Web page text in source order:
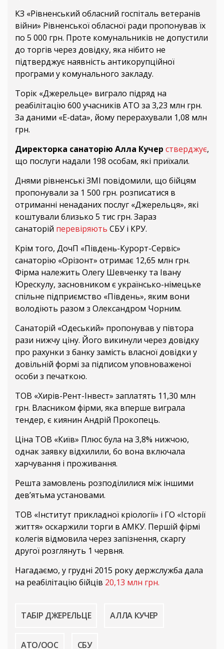
КЗ «Рівненський обласний госпіталь ветеранів
війни» Рівненської обласної ради пропонував їх
по 5 000 грн. Проте комунальників не допустили
до торгів через довідку, яка нібито не
підтверджує наявність антикорупційної
програми у комунального закладу.
Торік «Джерельце» виграло підряд на
реабілітацію 600 учасників АТО за 3,23 млн грн.
За даними «E-data», йому перерахували 1,08 млн
грн.
Директорка санаторію Алла Кучер стверджує,
що послуги надали 198 особам, які приїхали.
Днями рівненські ЗМІ повідомили, що бійцям
пропонували за 1 500 грн. розписатися в
отриманні ненаданих послуг «Джерельця», які
коштували близько 5 тис грн. Зараз
санаторій перевіряють СБУ і КРУ.
Крім того, ДочП «Південь-Курорт-Сервіс»
санаторію «Орізонт» отримає 12,65 млн грн.
Фірма належить Олегу Шевченку та Івану
Юрескулу, засновником є українсько-німецьке
спільне підприємство «Південь», яким вони
володіють разом з Олександром Чорним.
Санаторій «Одеський» пропонував у півтора
рази нижчу ціну. Його викинули через довідку
про рахунки з банку замість власної довідки у
довільній формі за підписом уповноваженої
особи з печаткою.
ТОВ «Хирів-Рент-Інвест» заплатять 11,30 млн
грн. Власником фірми, яка вперше виграла
тендер, є киянин Андрій Прокопець.
Ціна ТОВ «Київ» Плюс була на 3,8% нижчою,
однак заявку відхилили, бо вона включала
харчування і проживання.
Решта замовлень розподілилися між іншими
дев’ятьма установами.
ТОВ «Інститут прикладної кріології» і ГО «Історії
життя» оскаржили торги в АМКУ. Першій фірмі
колегія відмовила через запізнення, скаргу
другої розглянуть 1 червня.
Нагадаємо, у грудні 2015 року держслужба дала
на реабілітацію бійців 20,13 млн грн.
ТАБІР ДЖЕРЕЛЬЦЕ АЛЛА КУЧЕР
АТО/ООС СБУ